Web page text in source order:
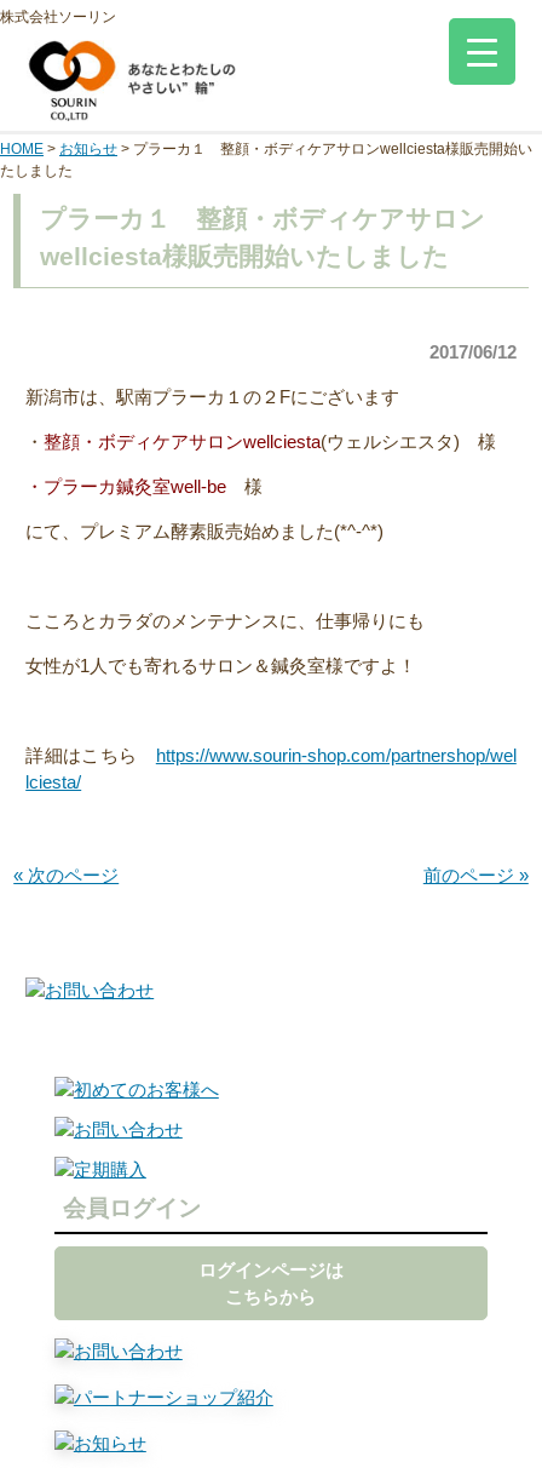
株式会社ソーリン
HOME > お知らせ > プラーカ１ 整顔・ボディケアサロンwellciesta様販売開始い
たしました
プラーカ１ 整顔・ボディケアサロン
wellciesta様販売開始いたしました
2017/06/12
新潟市は、駅南プラーカ１の２Fにございます
・整顔・ボディケアサロンwellciesta(ウェルシエスタ) 様
・プラーカ鍼灸室well-be様
にて、プレミアム酵素販売始めました(*^-^*)
こころとカラダのメンテナンスに、仕事帰りにも
女性が1人でも寄れるサロン＆鍼灸室様ですよ！
詳細はこちら https://www.sourin-shop.com/partnershop/wel
lciesta/
« 次のページ 前のページ »
会員ログイン
ログインページは
こちらから